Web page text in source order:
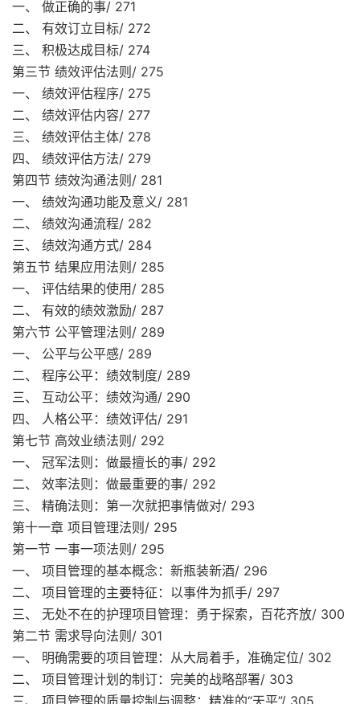
一、 做正确的事/ 271
二、 有效订立目标/ 272
三、 积极达成目标/ 274
第三节 绩效评估法则/ 275
一、 绩效评估程序/ 275
二、 绩效评估内容/ 277
三、 绩效评估主体/ 278
四、 绩效评估方法/ 279
第四节 绩效沟通法则/ 281
一、 绩效沟通功能及意义/ 281
二、 绩效沟通流程/ 282
三、 绩效沟通方式/ 284
第五节 结果应用法则/ 285
一、 评估结果的使用/ 285
二、 有效的绩效激励/ 287
第六节 公平管理法则/ 289
一、 公平与公平感/ 289
二、 程序公平：绩效制度/ 289
三、 互动公平：绩效沟通/ 290
四、 人格公平：绩效评估/ 291
第七节 高效业绩法则/ 292
一、 冠军法则：做最擅长的事/ 292
二、 效率法则：做最重要的事/ 292
三、 精确法则：第一次就把事情做对/ 293
第十一章 项目管理法则/ 295
第一节 一事一项法则/ 295
一、 项目管理的基本概念：新瓶装新酒/ 296
二、 项目管理的主要特征：以事件为抓手/ 297
三、 无处不在的护理项目管理：勇于探索，百花齐放/ 300
第二节 需求导向法则/ 301
一、 明确需要的项目管理：从大局着手，准确定位/ 302
二、 项目管理计划的制订：完美的战略部署/ 303
三、 项目管理的质量控制与调整：精准的“天平”/ 305